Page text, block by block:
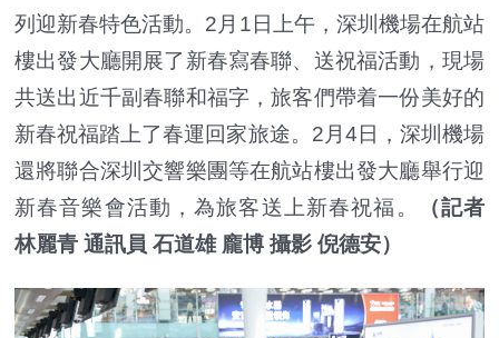
列迎新春特色活動。2月1日上午，深圳機場在航站
樓出發大廳開展了新春寫春聯、送祝福活動，現場
共送出近千副春聯和福字，旅客們帶着一份美好的
新春祝福踏上了春運回家旅途。2月4日，深圳機場
還將聯合深圳交響樂團等在航站樓出發大廳舉行迎
新春音樂會活動，為旅客送上新春祝福。
（記者
林麗青 通訊員 石道雄 龐博 攝影 倪德安）